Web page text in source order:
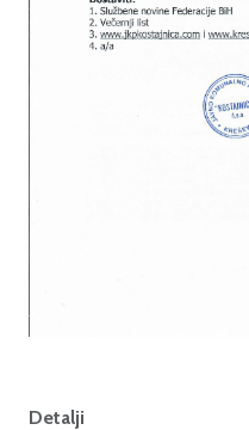
Detalji